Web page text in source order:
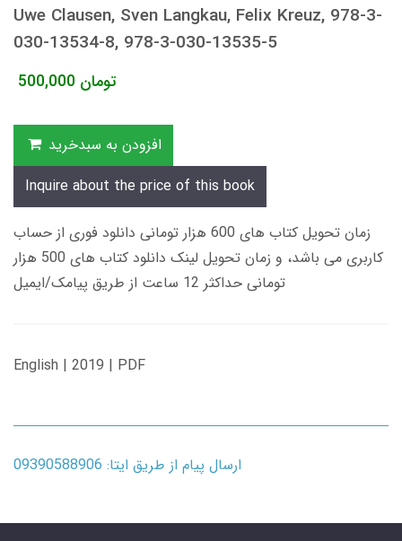
Uwe Clausen, Sven Langkau, Felix Kreuz, 978-3-
030-13534-8, 978-3-030-13535-5
500,000 تومان
افزودن به سبدخرید
Inquire about the price of this book
زمان تحویل کتاب های 600 هزار تومانی دانلود فوری از حساب
کاربری می باشد، و زمان تحویل لینک دانلود کتاب های 500 هزار
تومانی حداکثر 12 ساعت از طریق پیامک/ایمیل
English | 2019 | PDF
ارسال پیام از طریق ایتا: 09390588906